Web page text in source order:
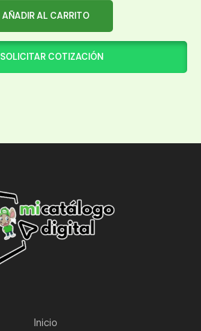
AÑADIR AL CARRITO
SOLICITAR COTIZACIÓN
Inicio